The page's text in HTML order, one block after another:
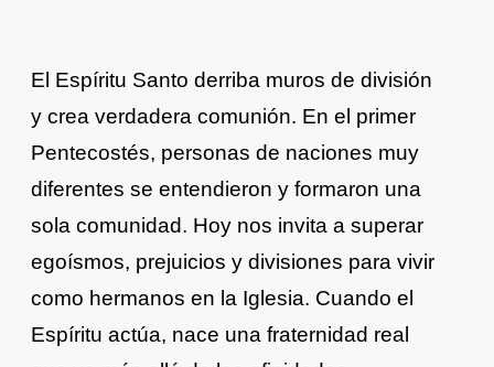
El Espíritu Santo derriba muros de división
y crea verdadera comunión. En el primer
Pentecostés, personas de naciones muy
diferentes se entendieron y formaron una
sola comunidad. Hoy nos invita a superar
egoísmos, prejuicios y divisiones para vivir
como hermanos en la Iglesia. Cuando el
Espíritu actúa, nace una fraternidad real